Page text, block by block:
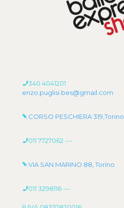
340 4041201
enzo.puglisi.bes@gmail.com
CORSO PESCHIERA 319,Torino
011 7727062 ---
VIA SAN MARINO 88, Torino
011 3298116---